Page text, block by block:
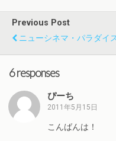
Previous Post
ニューシネマ・パラダイ
6 responses
ぴーち
2011年5月15日
こんばんは！